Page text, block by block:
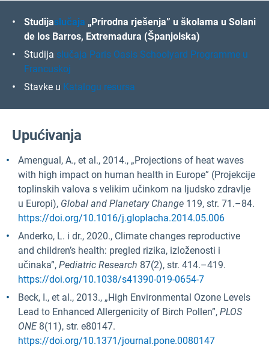
Studijaslučaja „Prirodna rješenja” u školama u Solani
de los Barros, Extremadura (Španjolska)
Studija slučaja Paris Oasis Schoolyard Programme u
Francuskoj
Stavke u Katalogu resursa
Upućivanja
Amengual, A., et al., 2014., „Projections of heat waves
with high impact on human health in Europe” (Projekcije
toplinskih valova s velikim učinkom na ljudsko zdravlje
u Europi), Global and Planetary Change 119, str. 71.–84.
https://doi.org/10.1016/j.gloplacha.2014.05.006
Anderko, L. i dr., 2020., Climate changes reproductive
and children’s health: pregled rizika, izloženosti i
učinaka”, Pediatric Research 87(2), str. 414.–419.
https://doi.org/10.1038/s41390-019-0654-7
Beck, I., et al., 2013., „High Environmental Ozone Levels
Lead to Enhanced Allergenicity of Birch Pollen”, PLOS
ONE8(11), str. e80147.
https://doi.org/10.1371/journal.pone.0080147